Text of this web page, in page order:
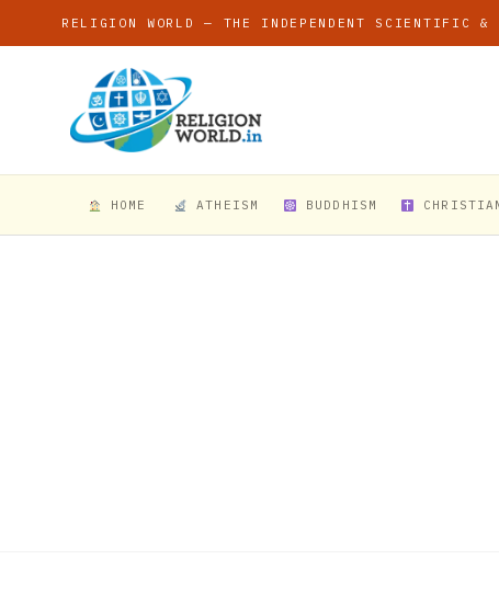
RELIGION WORLD — THE INDEPENDENT SCIENTIFIC &
HOME ATHEISM BUDDHISM